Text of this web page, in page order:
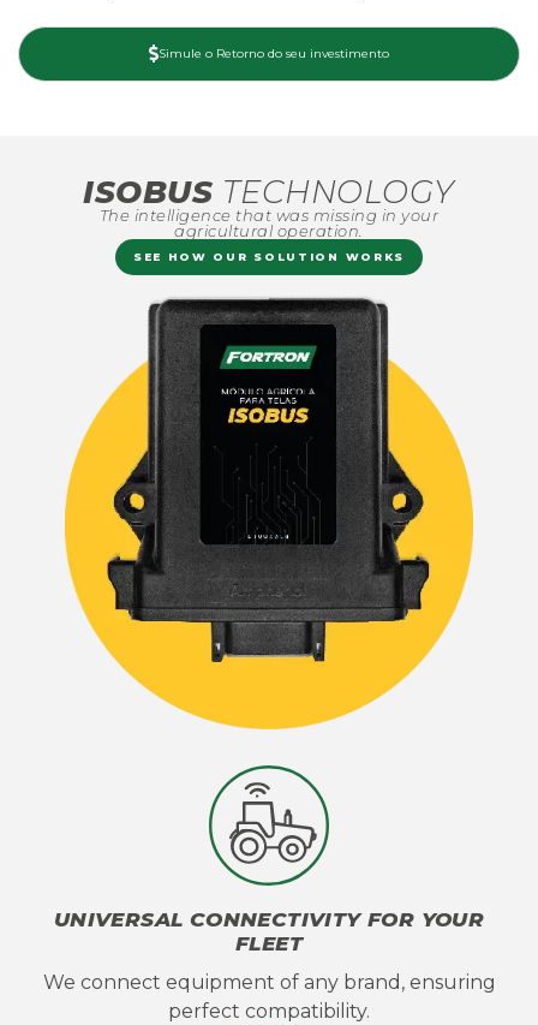
Simule o Retorno do seu investimento
ISOBUS TECHNOLOGY
The intelligence that was missing in your
agricultural operation.
SEE HOW OUR SOLUTION WORKS
UNIVERSAL CONNECTIVITY FOR YOUR
FLEET
We connect equipment of any brand, ensuring
perfect compatibility.